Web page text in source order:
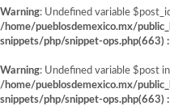
Warning: Undefined variable
/home/pueblosdemexico.mx/
snippets/php/snippet-ops.php(663)
Warning: Undefined variable $post in
/home/pueblosdemexico.mx/
snippets/php/snippet-ops.php(663)